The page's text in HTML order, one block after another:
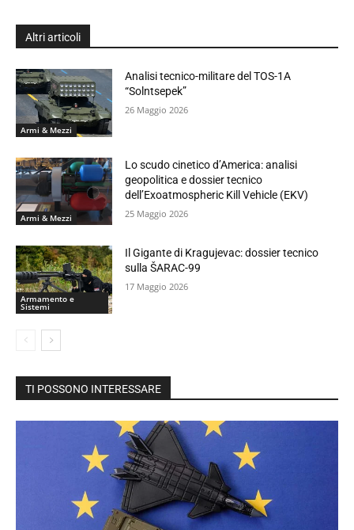
Altri articoli
Armi & Mezzi
Analisi tecnico-militare del TOS-1A
“Solntsepek”
26 Maggio 2026
Armi & Mezzi
Lo scudo cinetico d’America: analisi
geopolitica e dossier tecnico
dell’Exoatmospheric Kill Vehicle (EKV)
25 Maggio 2026
Armamento e
Sistemi
Il Gigante di Kragujevac: dossier tecnico
sulla ŠARAC-99
17 Maggio 2026
TI POSSONO INTERESSARE